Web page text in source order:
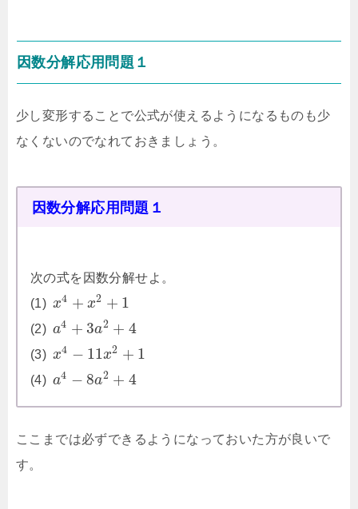
因数分解応用問題１
少し変形することで公式が使えるようになるものも少
なくないのでなれておきましょう。
因数分解応用問題１
次の式を因数分解せよ。
(1) x4 + x2 + 1
(2) a4 + 3a2 + 4
(3) x4 − 11x2 + 1
(4) a4 − 8a2 + 4
ここまでは必ずできるようになっておいた方が良いで
す。